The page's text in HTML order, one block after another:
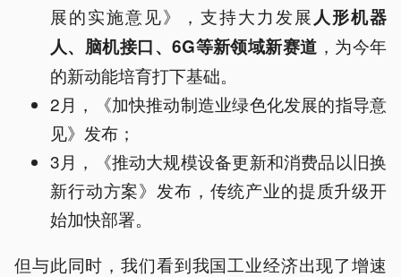
展的实施意见》，支持大力发展人形机器
人、脑机接口、6G等新领域新赛道 ，为今年
的新动能培育打下基础。
2月，《加快推动制造业绿色化发展的指导意
见》发布；
3月，《推动大规模设备更新和消费品以旧换
新行动方案》发布，传统产业的提质升级开
始加快部署。
但与此同时，我们看到我国工业经济出现了增速